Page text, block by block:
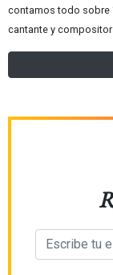
contamos todo sobre
cantante y compositor